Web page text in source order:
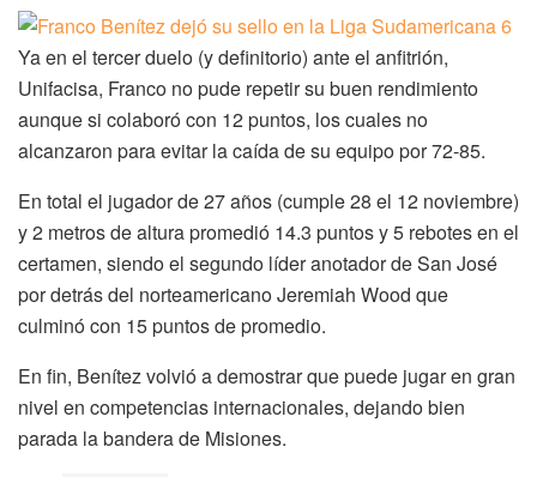
Ya en el tercer duelo (y definitorio) ante el anfitrión,
Unifacisa, Franco no pude repetir su buen rendimiento
aunque si colaboró con 12 puntos, los cuales no
alcanzaron para evitar la caída de su equipo por 72-85.
En total el jugador de 27 años (cumple 28 el 12 noviembre)
y 2 metros de altura promedió 14.3 puntos y 5 rebotes en el
certamen, siendo el segundo líder anotador de San José
por detrás del norteamericano Jeremiah Wood que
culminó con 15 puntos de promedio.
En fin, Benítez volvió a demostrar que puede jugar en gran
nivel en competencias internacionales, dejando bien
parada la bandera de Misiones.